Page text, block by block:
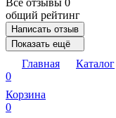
общий рейтинг
Написать отзыв
Показать ещё
Главная
Каталог
0
Корзина
0